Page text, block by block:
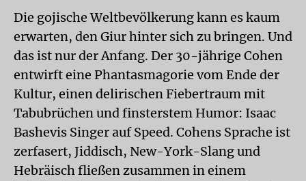
Die gojische Weltbevölkerung kann es kaum
erwarten, den Giur hinter sich zu bringen. Und
das ist nur der Anfang. Der 30-jährige Cohen
entwirft eine Phantasmagorie vom Ende der
Kultur, einen delirischen Fiebertraum mit
Tabubrüchen und finsterstem Humor: Isaac
Bashevis Singer auf Speed. Cohens Sprache ist
zerfasert, Jiddisch, New-York-Slang und
Hebräisch fließen zusammen in einem